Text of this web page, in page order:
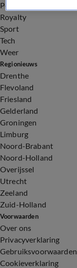
Politiek
Royalty
Sport
Tech
Weer
Regionieuws
Drenthe
Flevoland
Friesland
Gelderland
Groningen
Limburg
Noord-Brabant
Noord-Holland
Overijssel
Utrecht
Zeeland
Zuid-Holland
Voorwaarden
Over ons
Privacyverklaring
Gebruiksvoorwaarden
Cookieverklaring